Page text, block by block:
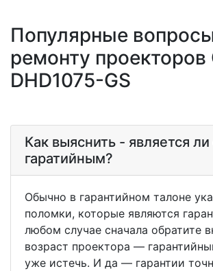
Популярные
ремонту
DHD1075-GS
Как выяснить - является ли
гаратийным?
Обычно в гарантийном талоне
поломки, которые являются
любом случае сначала обратите
возраст проектора —
уже истечь. И да — гарантии